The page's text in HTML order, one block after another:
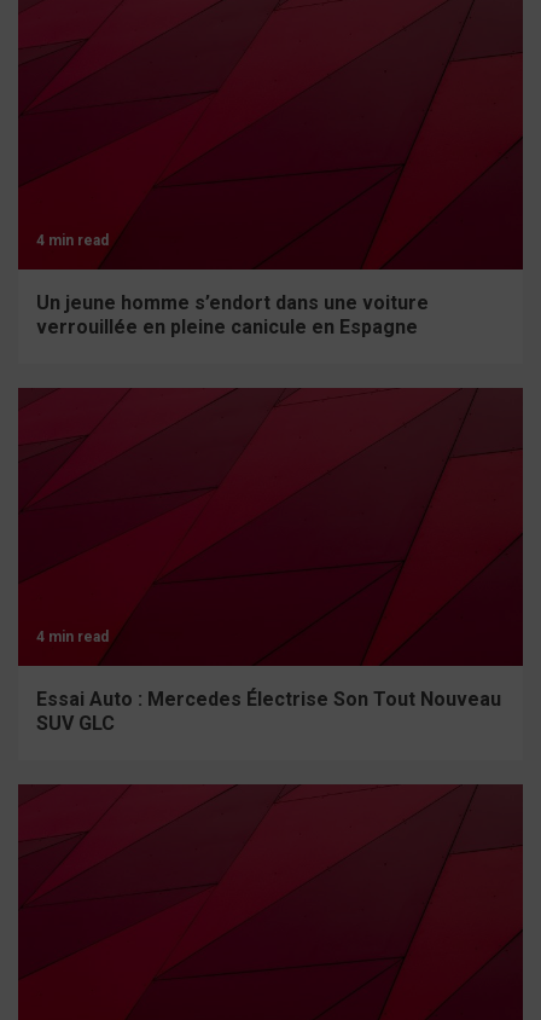
4 min read
Un jeune homme s’endort dans une voiture
verrouillée en pleine canicule en Espagne
4 min read
Essai Auto : Mercedes Électrise Son Tout Nouveau
SUV GLC